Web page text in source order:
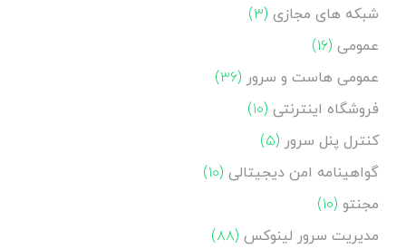
شبکه های مجازی (۳)
عمومی (۱۶)
عمومی هاست و سرور (۳۶)
فروشگاه اینترنتی (۱۰)
کنترل پنل سرور (۵)
گواهینامه امن دیجیتالی (۱۰)
مجنتو (۱۰)
مدیریت سرور لینوکس (۸۸)